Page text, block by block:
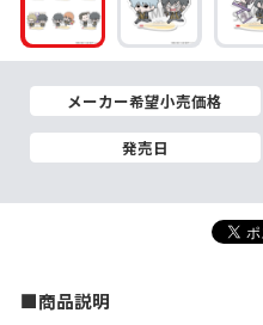
メーカー希望小売価格
発売日
■商品説明